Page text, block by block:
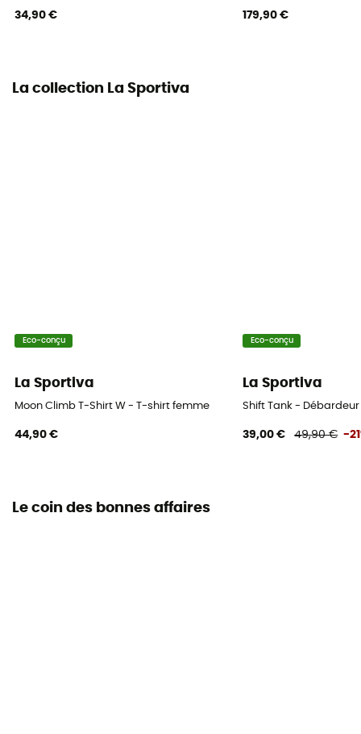
34,90 € 179,90 €
La collection La Sportiva
Eco-conçu
La Sportiva
Moon Climb T-Shirt W - T-shirt femme
44,90 €
Eco-conçu
La Sportiva
Shift Tank -
39,00 € 49,90 € -
Le coin des bonnes affaires